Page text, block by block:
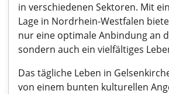
in verschiedenen Sektoren. Mit
Lage in Nordrhein-Westfalen
nur eine optimale Anbindung an
sondern auch ein vielfältiges
Das tägliche Leben in
von einem bunten kulturellen